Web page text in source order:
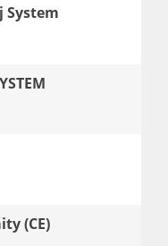
System
(CE)